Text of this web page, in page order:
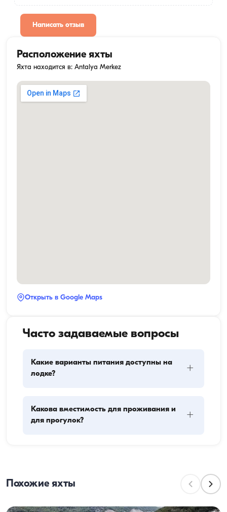
Написать отзыв
Расположение яхты
Яхта находится в: Antalya Merkez
Открыть в Google Maps
Часто задаваемые вопросы
Какие варианты питания доступны на
лодке?
+
основных компонента: закупку провизии и
приготовление пищи. Гости могут сами заняться
Какова вместимость для проживания и
для прогулок?
+
пассажиров во время дневных прогулок. При
для проживания, а при дневной аренде —
Похожие яхты